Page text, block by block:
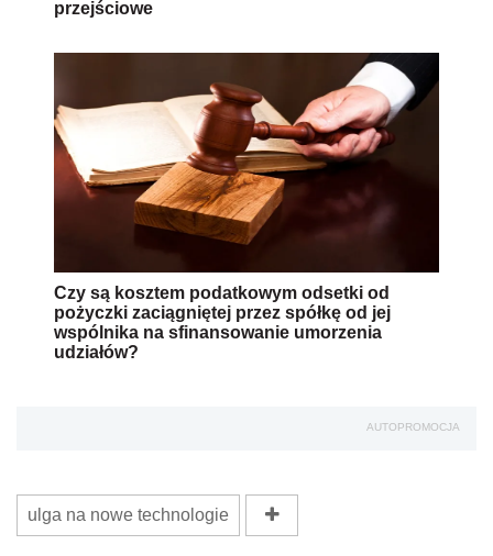
przejściowe
Czy są kosztem podatkowym odsetki od
pożyczki zaciągniętej przez spółkę od jej
wspólnika na sfinansowanie umorzenia
udziałów?
AUTOPROMOCJA
ulga na nowe technologie